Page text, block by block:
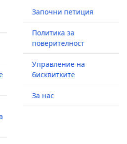
Започни петиция
Политика за
поверителност
Управление на
бисквитките
За нас